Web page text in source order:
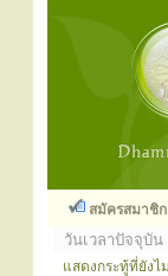
สมัครสมาชิก
วันเวลาปัจจุบัน
แสดงกระทู้ที่ยังไ